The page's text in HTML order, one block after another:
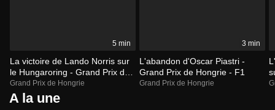
5 min
La victoire de Lando Norris sur
le Hungaroring - Grand Prix de
Hongrie - F1
Grand Prix de Hongrie
3 min
L'abandon d'Oscar Piastri -
Grand Prix de Hongrie - F1
Grand Prix de Hongrie
A la une